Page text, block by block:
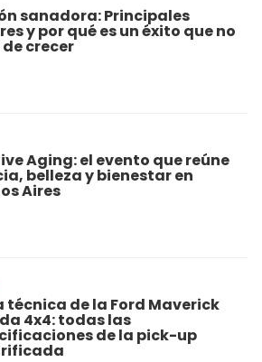
sanadora: Principales
y por qué es un éxito que no
crecer
Aging: el evento que reúne
belleza y bienestar en
Aires
técnica de la Ford Maverick
4x4: todas las
de la pick-up